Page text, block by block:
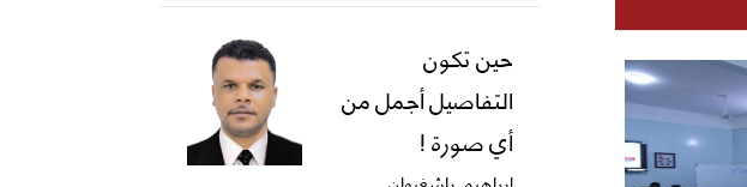
حين تكون
التفاصيل أجمل من
أي صورة !